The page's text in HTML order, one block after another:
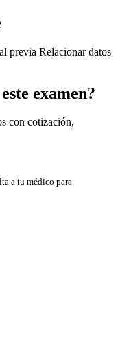
previa Relacionar datos
examen?
con cotización,
a tu médico para